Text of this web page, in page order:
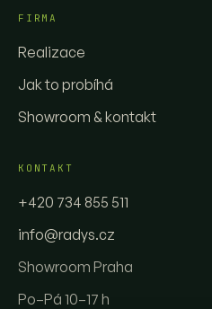
FIRMA
Realizace
Jak to probíhá
Showroom & kontakt
KONTAKT
+420 734 855 511
info@radys.cz
Showroom Praha
Po–Pá 10–17 h